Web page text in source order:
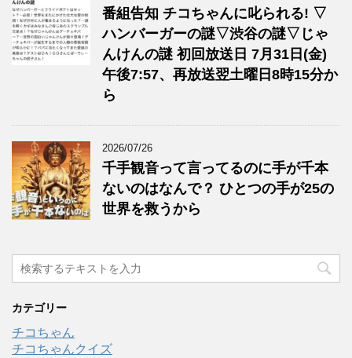
番組告知 チコちゃんに叱られる! ▽
ハンバーガーの謎▽渋谷の謎▽じゃ
んけんの謎 初回放送日 7月31日(金)
午後7:57、再放送翌土曜日8時15分か
ら
2026/07/26
千手観音って言ってるのに手が千本
ないのはなんで？ ひとつの手が25の
世界を救うから
カテゴリー
チコちゃん
チコちゃんクイズ